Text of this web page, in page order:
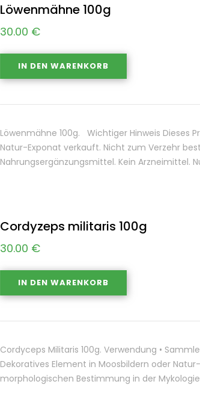
Löwenmähne 100g
30.00 €
IN DEN WARENKORB
Löwenmähne 100g. Wichtiger Hinweis Dieses
Natur-Exponat verkauft. Nicht zum Verzehr
Nahrungsergänzungsmittel. Kein Arzneimittel.
Cordyzeps militaris 100g
30.00 €
IN DEN WARENKORB
Cordyceps Militaris 100g. Verwendung •
Dekoratives Element in Moosbildern oder
morphologischen Bestimmung in der Mykologie